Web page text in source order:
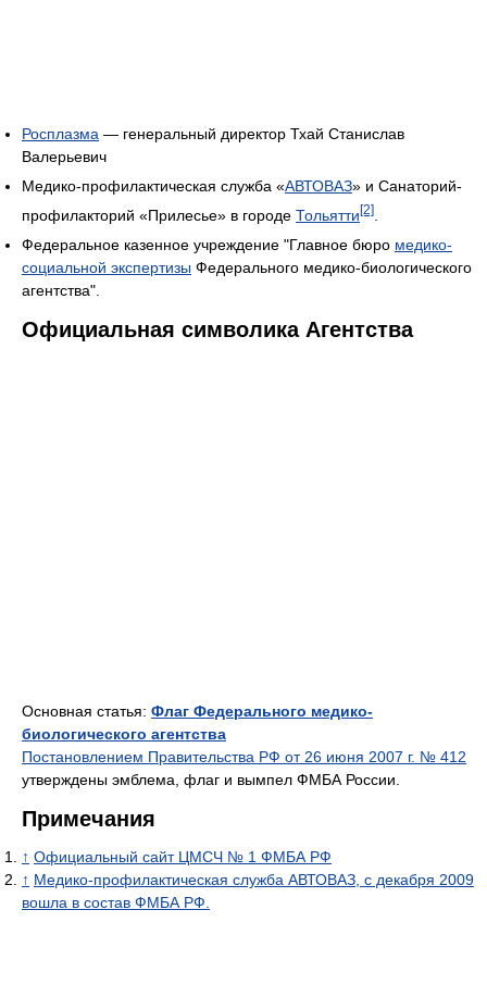
Росплазма — генеральный директор Тхай Станислав
Валерьевич
Медико-профилактическая служба «АВТОВАЗ» и Cанаторий-
профилакторий «Прилесье» в городе Тольятти [2]
Федеральное казенное учреждение "Главное бюро медико-
социальной экспертизы Федерального медико-биологического
агентства".
Официальная символика Агентства
Основная статья: Флаг Федерального медико-
биологического агентства
Постановлением Правительства РФ от 26 июня 2007 г. № 412
утверждены эмблема, флаг и вымпел ФМБА России.
Примечания
↑ Официальный сайт ЦМСЧ № 1 ФМБА РФ
↑ Медико-профилактическая служба АВТОВАЗ, с декабря 2009
вошла в состав ФМБА РФ.